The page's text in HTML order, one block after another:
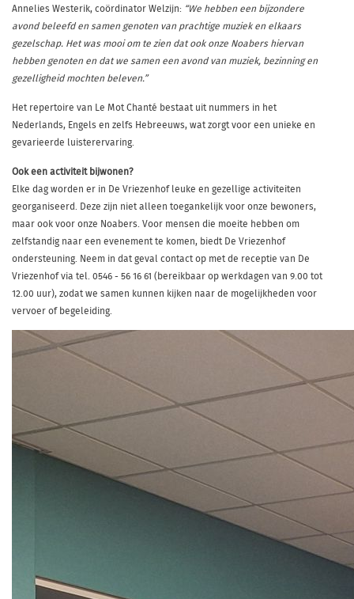
Annelies Westerik, coördinator Welzijn: “We hebben een bijzondere
avond beleefd en samen genoten van prachtige muziek en elkaars
gezelschap. Het was mooi om te zien dat ook onze Noabers hiervan
hebben genoten en dat we samen een avond van muziek, bezinning en
gezelligheid mochten beleven.”
Het repertoire van Le Mot Chanté bestaat uit nummers in het
Nederlands, Engels en zelfs Hebreeuws, wat zorgt voor een unieke en
gevarieerde luisterervaring.
Ook een activiteit bijwonen?
Elke dag worden er in De Vriezenhof leuke en gezellige activiteiten
georganiseerd. Deze zijn niet alleen toegankelijk voor onze bewoners,
maar ook voor onze Noabers. Voor mensen die moeite hebben om
zelfstandig naar een evenement te komen, biedt De Vriezenhof
ondersteuning. Neem in dat geval contact op met de receptie van De
Vriezenhof via tel. 0546 - 56 16 61 (bereikbaar op werkdagen van 9.00 tot
12.00 uur), zodat we samen kunnen kijken naar de mogelijkheden voor
vervoer of begeleiding.